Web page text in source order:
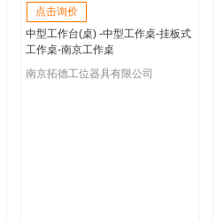
点击询价
中型工作台(桌) -中型工作桌-挂板式
工作桌-南京工作桌
南京拓德工位器具有限公司